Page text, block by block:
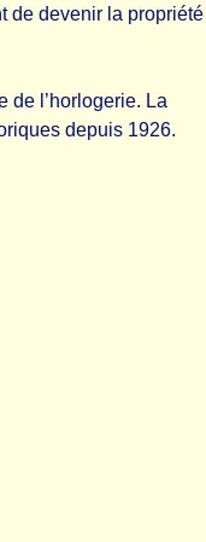
de devenir la propriété
de l’horlogerie. La
depuis 1926.